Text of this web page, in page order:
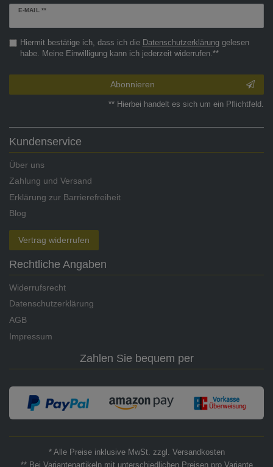
E-MAIL **
Newsletter
Hiermit bestätige ich, dass ich die Daten­schutz­erklärunggelesen
habe. Meine Einwilligung kann ich jederzeit widerrufen.**
Abonnieren
** Hierbei handelt es sich um ein Pflichtfeld.
Kundenservice
Über uns
Zahlung und Versand
Erklärung zur Barrierefreiheit
Blog
Vertrag widerrufen
Rechtliche Angaben
Widerrufsrecht
Datenschutzerklärung
AGB
Impressum
Zahlen Sie bequem per
* Alle Preise inklusive MwSt. zzgl. Versandkosten